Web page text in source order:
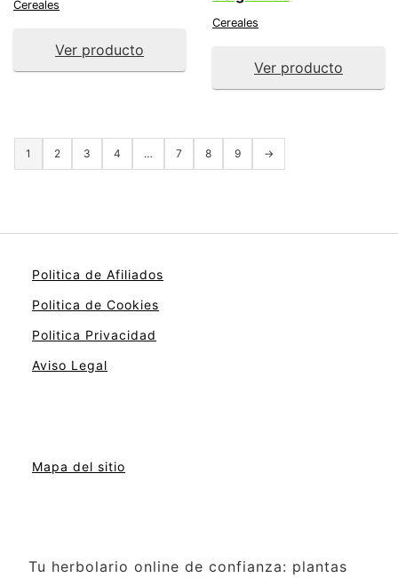
Cereales
Ver producto
Cereales
Ver producto
1 2 3 4 … 7 8 9 →
Politica de Afiliados
Politica de Cookies
Politica Privacidad
Aviso Legal
Mapa del sitio
Tu herbolario online de confianza: plantas